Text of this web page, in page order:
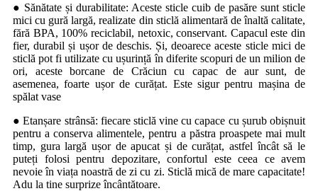
● Sănătate și durabilitate: Aceste sticle cuib de pasăre sunt sticle
mici cu gură largă, realizate din sticlă alimentară de înaltă calitate,
fără BPA, 100% reciclabil, netoxic, conservant. Capacul este din
fier, durabil și ușor de deschis. Și, deoarece aceste sticle mici de
sticlă pot fi utilizate cu ușurință în diferite scopuri de un milion de
ori, aceste borcane de Crăciun cu capac de aur sunt, de
asemenea, foarte ușor de curățat. Este sigur pentru mașina de
spălat vase
● Etanșare strânsă: fiecare sticlă vine cu capace cu șurub obișnuit
pentru a conserva alimentele, pentru a păstra proaspete mai mult
timp, gura largă ușor de apucat și de curățat, astfel încât să le
puteți folosi pentru depozitare, confortul este ceea ce avem
nevoie în viața noastră de zi cu zi. Sticlă mică de mare capacitate!
Adu la tine surprize încântătoare.